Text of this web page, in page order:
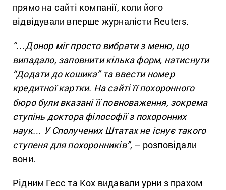
прямо на сайті компанії, коли його
відвідували вперше журналісти Reuters.
“…Донор міг просто вибрати з меню, що
випадало, заповнити кілька форм, натиснути
“Додати до кошика” та ввести номер
кредитної картки. На сайті її похоронного
бюро були вказані її повноваження, зокрема
ступінь доктора філософії з похоронних
наук… У Сполучених Штатах не існує такого
ступеня для похоронників”, – розповідали
вони.
Рідним Гесс та Кох видавали урни з прахом